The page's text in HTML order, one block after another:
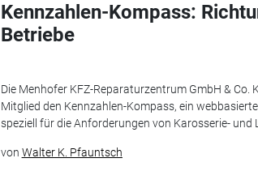
Kennzahlen-Kompass:
Betriebe
Die Menhofer KFZ-Reparaturzentrum GmbH & Co.
Mitglied den Kennzahlen-Kompass, ein
speziell für die Anforderungen von Karosserie- und
von Walter K. Pfauntsch